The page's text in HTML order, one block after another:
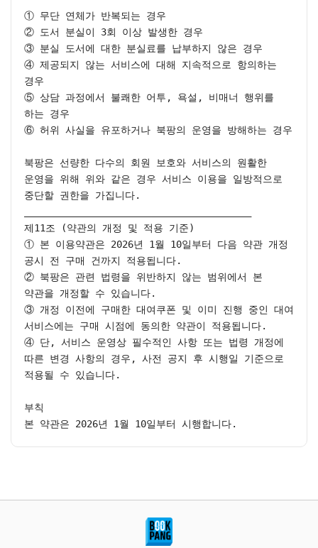
① 무단 연체가 반복되는 경우
② 도서 분실이 3회 이상 발생한 경우
③ 분실 도서에 대한 분실료를 납부하지 않은 경우
④ 제공되지 않는 서비스에 대해 지속적으로 항의하는
경우
⑤ 상담 과정에서 불쾌한 어투, 욕설, 비매너 행위를
하는 경우
⑥ 허위 사실을 유포하거나 북팡의 운영을 방해하는 경우
북팡은 선량한 다수의 회원 보호와 서비스의 원활한
운영을 위해 위와 같은 경우 서비스 이용을 일방적으로
중단할 권한을 가집니다.
제11조 (약관의 개정 및 적용 기준)
① 본 이용약관은 2026년 1월 10일부터 다음 약관 개정
공시 전 구매 건까지 적용됩니다.
② 북팡은 관련 법령을 위반하지 않는 범위에서 본
약관을 개정할 수 있습니다.
③ 개정 이전에 구매한 대여쿠폰 및 이미 진행 중인 대여
서비스에는 구매 시점에 동의한 약관이 적용됩니다.
④ 단, 서비스 운영상 필수적인 사항 또는 법령 개정에
따른 변경 사항의 경우, 사전 공지 후 시행일 기준으로
적용될 수 있습니다.
부칙
본 약관은 2026년 1월 10일부터 시행합니다.